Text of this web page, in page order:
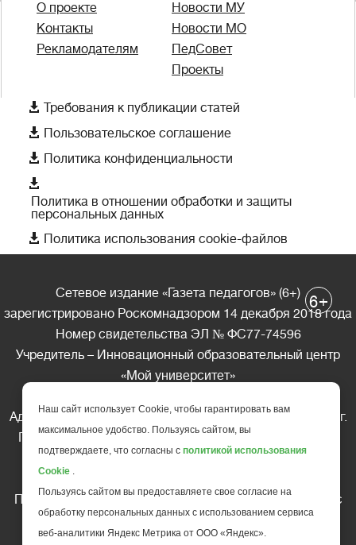
О проекте
Контакты
Рекламодателям
Новости МУ
Новости МО
ПедСовет
Проекты
 Требования к публикации статей
 Пользовательское соглашение
 Политика конфиденциальности

Политика в отношении обработки и защиты
персональных данных
 Политика использования cookie-файлов
Сетевое издание «Газета педагогов» (6+)
зарегистрировано Роскомнадзором 14 декабря 2018 года
Номер свидетельства ЭЛ № ФС77-74596
Учредитель – Инновационный образовательный центр
«Мой университет»
Адрес редакции: 185035 Россия, Республика Карелия, г.
Петрозаводск, ул. Фридриха Энгельса д.10, офис 211
Телефон редакции: +7 (499) 685-10-45
Перепечатка материалов газеты допускается только c
письменного разрешения редакции
Ссылка на «Газету педагогов» обязательна.
6+
Наш сайт использует Cookie, чтобы гарантировать вам
максимальное удобство. Пользуясь сайтом, вы
подтверждаете, что согласны с политикой использования
Cookie .
Пользуясь сайтом вы предоставляете свое согласие на
обработку персональных данных с использованием сервиса
веб-аналитики Яндекс Метрика от ООО «Яндекс».